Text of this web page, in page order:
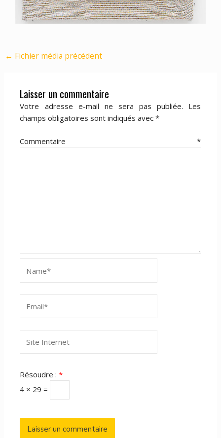
← Fichier média précédent
Laisser un commentaire
Votre adresse e-mail ne sera pas publiée.
Les
champs obligatoires sont indiqués avec*
Commentaire*
Internet
Résoudre :*
4 × 29 =